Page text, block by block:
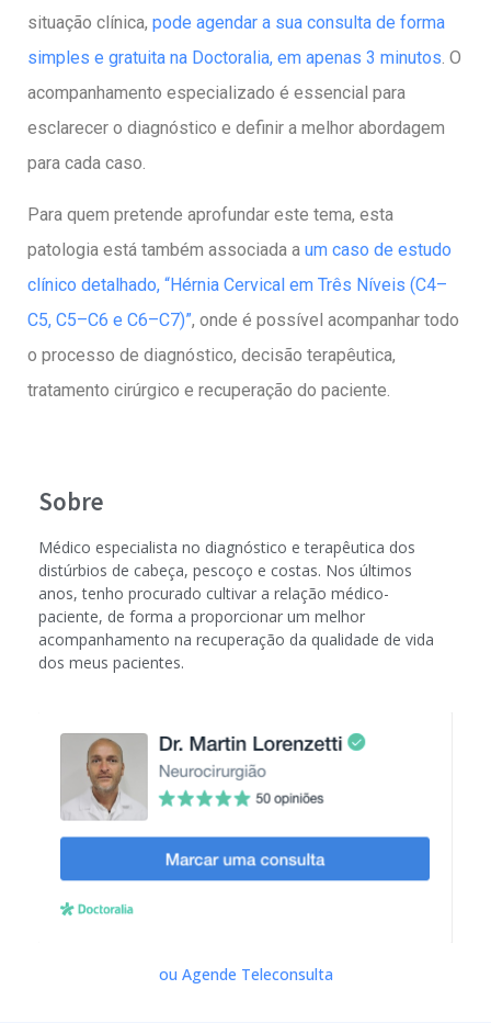
situação clínica, pode agendar a sua consulta de forma
simples e gratuita na Doctoralia, em apenas 3 minutos. O
acompanhamento especializado é essencial para
esclarecer o diagnóstico e definir a melhor abordagem
para cada caso.
Para quem pretende aprofundar este tema, esta
patologia está também associada a um caso de estudo
clínico detalhado, “Hérnia Cervical em Três Níveis (C4–
C5, C5–C6 e C6–C7)”, onde é possível acompanhar todo
o processo de diagnóstico, decisão terapêutica,
tratamento cirúrgico e recuperação do paciente.
Sobre
Médico especialista no diagnóstico e terapêutica dos
distúrbios de cabeça, pescoço e costas. Nos últimos
anos, tenho procurado cultivar a relação médico-
paciente, de forma a proporcionar um melhor
acompanhamento na recuperação da qualidade de vida
dos meus pacientes.
ou Agende Teleconsulta